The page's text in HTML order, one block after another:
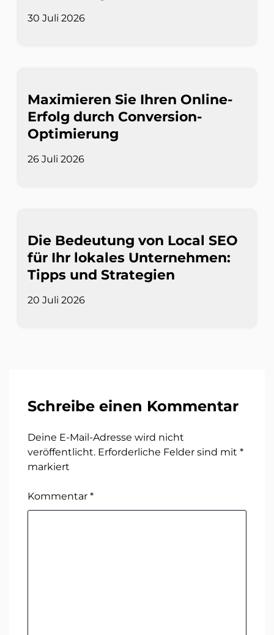
30 Juli 2026
Maximieren Sie Ihren Online-
Erfolg durch Conversion-
Optimierung
26 Juli 2026
Die Bedeutung von Local SEO
für Ihr lokales Unternehmen:
Tipps und Strategien
20 Juli 2026
Schreibe einen Kommentar
Deine E-Mail-Adresse wird nicht
veröffentlicht. Erforderliche Felder sind mit *
markiert
Kommentar *